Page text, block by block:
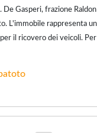
De Gasperi, frazione
L'immobile rappresenta
il ricovero dei veicoli.